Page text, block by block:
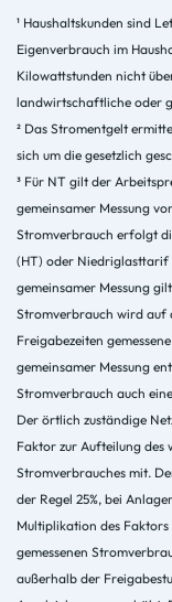
¹ Haushaltskunden sind
Eigenverbrauch im
Kilowattstunden nicht
landwirtschaftliche oder
² Das Stromentgelt
sich um die gesetzlich
³ Für NT gilt der
gemeinsamer Messung
Stromverbrauch erfolgt
(HT) oder Niedriglasttarif
gemeinsamer Messung
Stromverbrauch wird auf
Freigabezeiten
gemeinsamer Messung
Stromverbrauch auch
Der örtlich zuständige
Faktor zur Aufteilung des
Stromverbrauches mit.
der Regel 25%, bei
Multiplikation des
gemessenen
außerhalb der